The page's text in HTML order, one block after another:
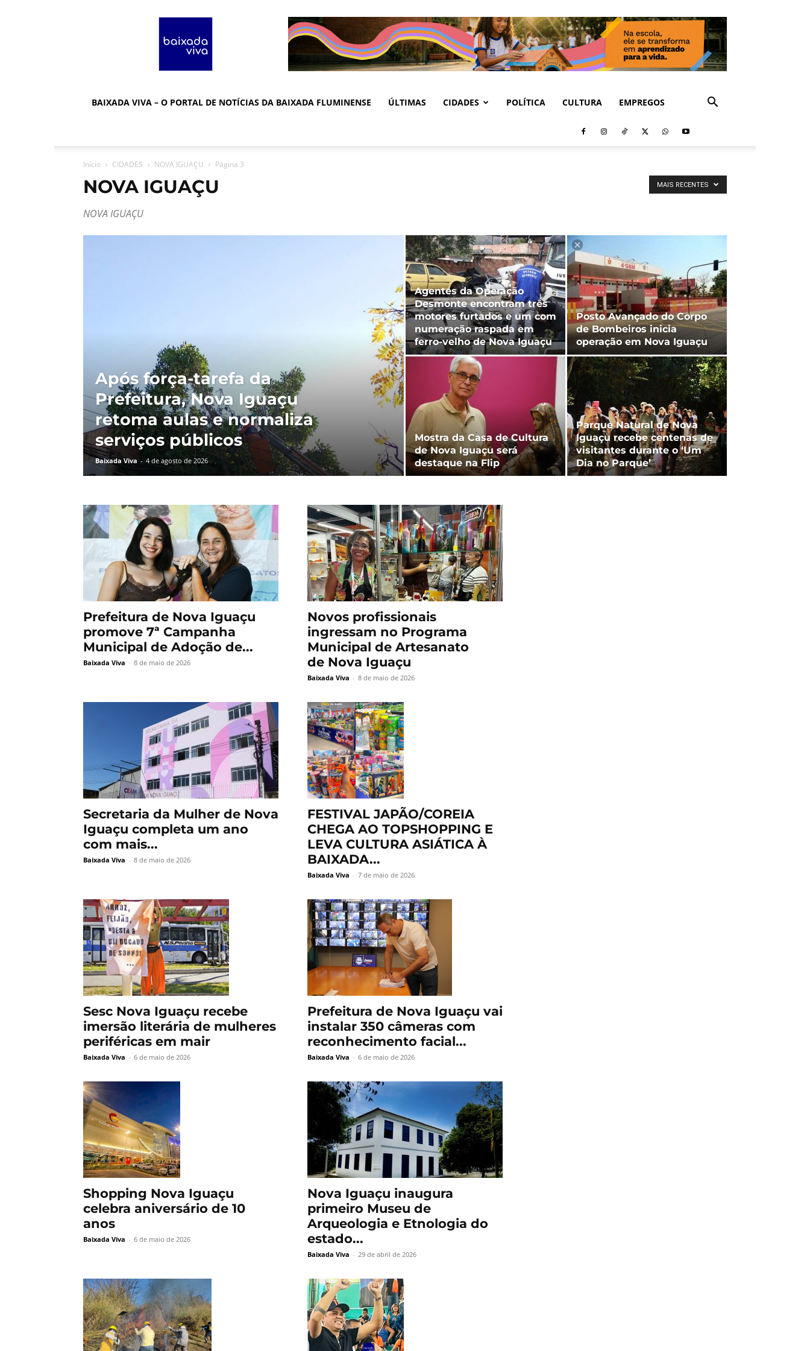
Viva
BAIXADA VIVA – O PORTAL DE NOTÍCIAS DA BAIXADA FLUMINENSE ÚLTIMAS CIDADES POLÍTICA CULTURA EMPREGOS
Início CIDADES NOVA IGUAÇU Página 3
NOVA IGUAÇU
NOVA IGUAÇU
MAIS RECENTES
Após força-tarefa da
Prefeitura, Nova Iguaçu
retoma aulas e normaliza
serviços públicos
Baixada Viva - 4 de agosto de 2026
Agentes da Operação
Desmonte encontram três
motores furtados e um com
numeração raspada em
ferro-velho de Nova Iguaçu
Posto Avançado do Corpo
de Bombeiros inicia
operação em Nova Iguaçu
Mostra da Casa de Cultura
de Nova Iguaçu será
destaque na Flip
Parque Natural de Nova
Iguaçu recebe centenas de
visitantes durante o ‘Um
Dia no Parque’
Prefeitura de Nova Iguaçu
promove 7ª Campanha
Municipal de Adoção de...
Baixada Viva - 8 de maio de 2026
Novos profissionais
ingressam no Programa
Municipal de Artesanato
de Nova Iguaçu
Baixada Viva - 8 de maio de 2026
Secretaria da Mulher de Nova
Iguaçu completa um ano
com mais...
Baixada Viva - 8 de maio de 2026
FESTIVAL JAPÃO/COREIA
CHEGA AO TOPSHOPPING E
LEVA CULTURA ASIÁTICA À
BAIXADA...
Baixada Viva - 7 de maio de 2026
Sesc Nova Iguaçu recebe
imersão literária de mulheres
periféricas em mair
Baixada Viva - 6 de maio de 2026
Prefeitura de Nova Iguaçu vai
instalar 350 câmeras com
reconhecimento facial...
Baixada Viva - 6 de maio de 2026
Shopping Nova Iguaçu
celebra aniversário de 10
anos
Baixada Viva - 6 de maio de 2026
Nova Iguaçu inaugura
primeiro Museu de
Arqueologia e Etnologia do
estado...
Baixada Viva - 29 de abril de 2026